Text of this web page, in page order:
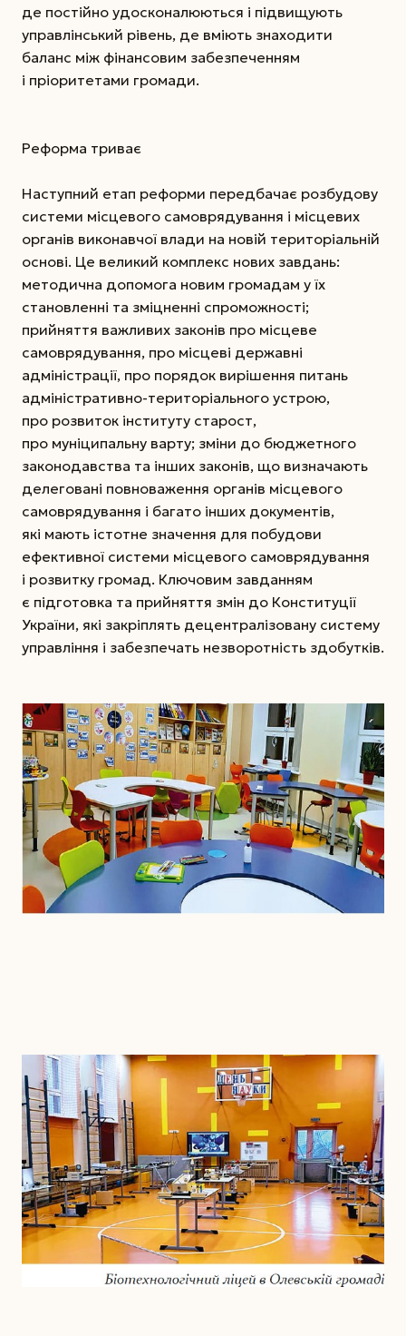
де постійно удосконалюються і підвищують
управлінський рівень, де вміють знаходити
баланс між фінансовим забезпеченням
і пріоритетами громади.
Реформа триває
Наступний етап реформи передбачає розбудову
системи місцевого самоврядування і місцевих
органів виконавчої влади на новій територіальній
основі. Це великий комплекс нових завдань:
методична допомога новим громадам у їх
становленні та зміцненні спроможності;
прийняття важливих законів про місцеве
самоврядування, про місцеві державні
адміністрації, про порядок вирішення питань
адміністративно-територіального устрою,
про розвиток інституту старост,
про муніципальну варту; зміни до бюджетного
законодавства та інших законів, що визначають
делеговані повноваження органів місцевого
самоврядування і багато інших документів,
які мають істотне значення для побудови
ефективної системи місцевого самоврядування
і розвитку громад. Ключовим завданням
є підготовка та прийняття змін до Конституції
України, які закріплять децентралізовану систему
управління і забезпечать незворотність здобутків.